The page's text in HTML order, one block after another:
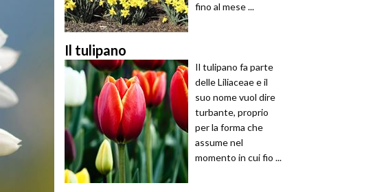
fino al mese ...
Il tulipano
Il tulipano fa parte
delle Liliaceae e il
suo nome vuol dire
turbante, proprio
per la forma che
assume nel
momento in cui fio ...